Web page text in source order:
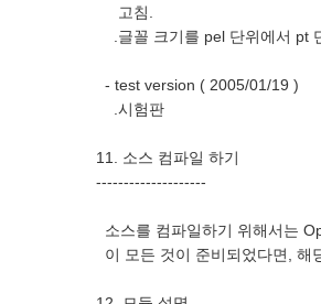
고침.
.글꼴 크기를 pel 단위에서 pt
- test version ( 2005/01/19 )
.시험판
11. 소스 컴파일 하기
--------------------
소스를 컴파일하기 위해서는
이 모든 것이 준비되었다면, 해